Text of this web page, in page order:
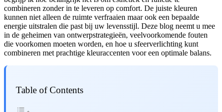
combineren zonder in te leveren op comfort. De juiste kleuren
kunnen niet alleen de ruimte verfraaien maar ook een bepaalde
energie uitstralen die past bij uw levensstijl. Deze blog neemt u mee
in de geheimen van ontwerpstrategieën, veelvoorkomende fouten
die voorkomen moeten worden, en hoe u sfeerverlichting kunt
combineren met prachtige kleuraccenten voor een optimale balans.
Table of Contents